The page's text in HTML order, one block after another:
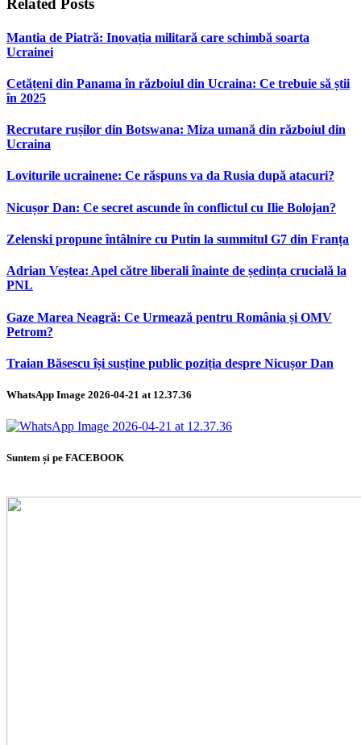
Related Posts
Mantia de Piatră: Inovația militară care schimbă soarta
Ucrainei
Cetățeni din Panama în războiul din Ucraina: Ce trebuie să știi
în 2025
Recrutare rușilor din Botswana: Miza umană din războiul din
Ucraina
Loviturile ucrainene: Ce răspuns va da Rusia după atacuri?
Nicușor Dan: Ce secret ascunde în conflictul cu Ilie Bolojan?
Zelenski propune întâlnire cu Putin la summitul G7 din Franța
Adrian Veștea: Apel către liberali înainte de ședința crucială la
PNL
Gaze Marea Neagră: Ce Urmează pentru România și OMV
Petrom?
Traian Băsescu își susține public poziția despre Nicușor Dan
WhatsApp Image 2026-04-21 at 12.37.36
Suntem și pe FACEBOOK